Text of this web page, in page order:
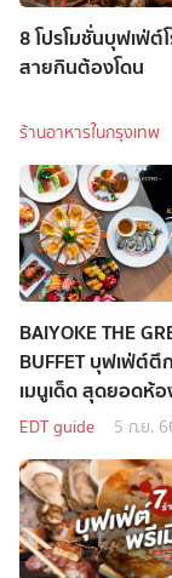
8 โปรโมชั่นบุฟเฟ่ต์
สายกินต้องโดน
ร้านอาหารในกรุงเทพ
BAIYOKE THE
BUFFET บุฟเฟ่ต์ตึ
เมนูเด็ด สุดยอดห้
นานาชาติ
EDT guide 5 ก.ย.